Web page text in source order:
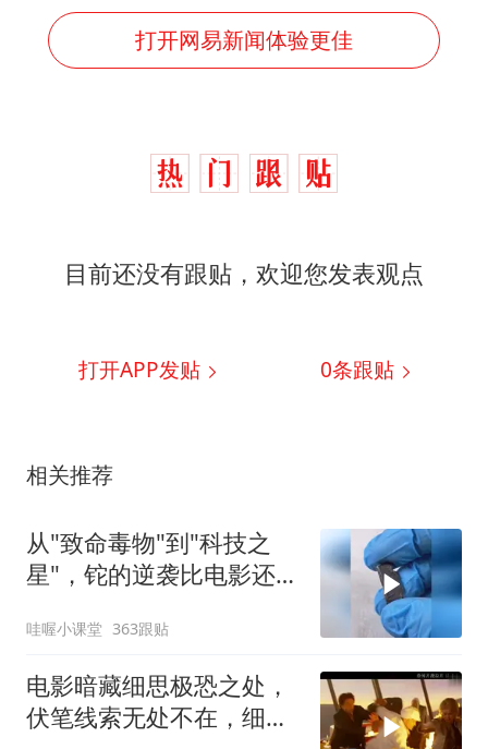
打开网易新闻体验更佳
目前还没有跟贴，欢迎您发表观点
打开APP发贴 0条跟贴
相关推荐
从"致命毒物"到"科技之
星"，铊的逆袭比电影还精
哇喔小课堂 363跟贴
电影暗藏细思极恐之处，
伏笔线索无处不在，细节